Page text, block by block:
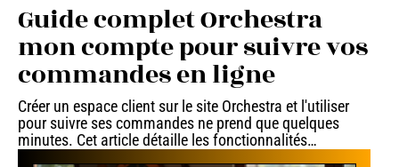
Guide complet Orchestra
mon compte pour suivre vos
commandes en ligne
Créer un espace client sur le site Orchestra et l'utiliser
pour suivre ses commandes ne prend que quelques
minutes. Cet article détaille les fonctionnalités…